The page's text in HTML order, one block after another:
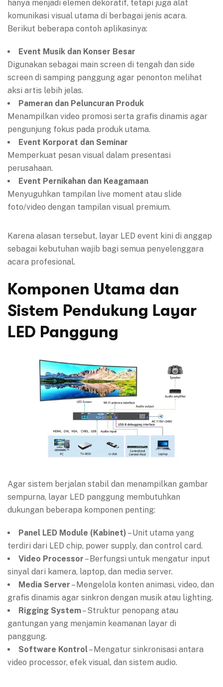
hanya menjadi elemen dekoratif, tetapi juga alat
komunikasi visual utama di berbagai jenis acara.
Berikut beberapa contoh aplikasinya:
Event Musik dan Konser Besar
Digunakan sebagai main screen di tengah dan side
screen di samping panggung agar penonton melihat
aksi artis lebih jelas.
Pameran dan Peluncuran Produk
Menampilkan video promosi serta grafis dinamis agar
pengunjung fokus pada produk utama.
Event Korporat dan Seminar
Memperkuat pesan visual dalam presentasi
perusahaan.
Event Pernikahan dan Keagamaan
Menyuguhkan tampilan live moment atau slide
foto/video dengan tampilan visual premium.
Karena alasan tersebut, layar LED event kini di anggap
sebagai kebutuhan wajib bagi semua penyelenggara
acara profesional.
Komponen Utama dan
Sistem Pendukung Layar
LED Panggung
Agar sistem berjalan stabil dan menampilkan gambar
sempurna, layar LED panggung membutuhkan
dukungan beberapa komponen penting:
Panel LED Module (Kabinet) – Unit utama yang
terdiri dari LED chip, power supply, dan control card.
Video Processor – Berfungsi untuk mengatur input
sinyal dari kamera, laptop, dan media server.
Media Server – Mengelola konten animasi, video, dan
grafis dinamis agar sinkron dengan musik atau lighting.
Rigging System– Struktur penopang atau
gantungan yang menjamin keamanan layar di
panggung.
Software Kontrol– Mengatur sinkronisasi antara
video processor, efek visual, dan sistem audio.